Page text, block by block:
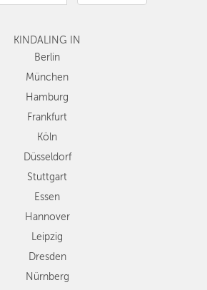
STUTTGART
ESSEN
HANNOVER
LEIPZIG
DRESDEN
WIEN
Hamburg
Köln
Düsseldorf
Stuttgart
Essen
Dresden
Nürnberg
Wien
Zürich
Andere
Regionen
KINDALING IN
Berlin
München
Hamburg
Frankfurt
Köln
Düsseldorf
Stuttgart
Essen
Hannover
Leipzig
Dresden
Nürnberg